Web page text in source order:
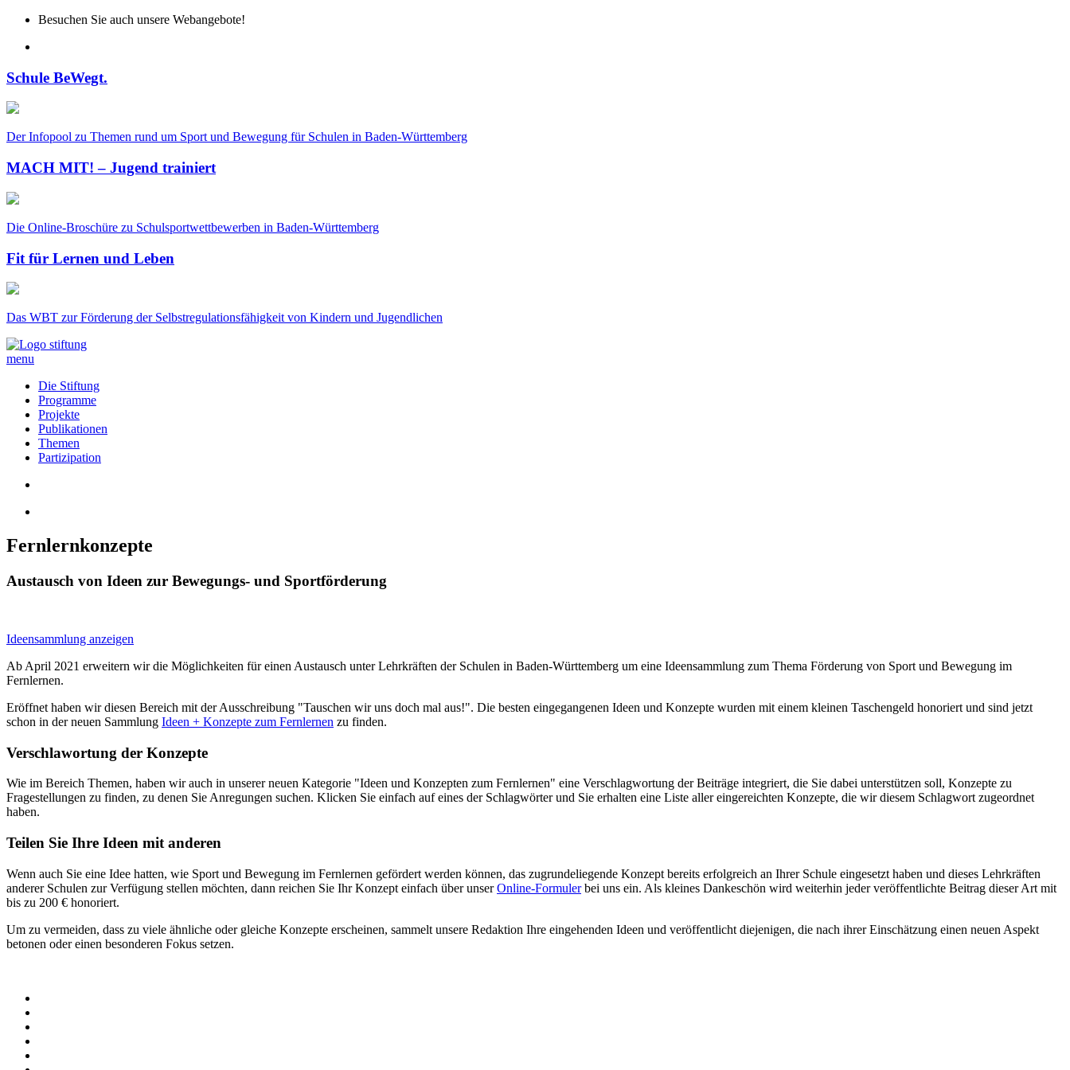
Besuchen Sie auch unsere Webangebote!
Schule BeWegt.
Der Infopool zu Themen rund um Sport und Bewegung für Schulen in Baden-Württemberg
MACH MIT! – Jugend trainiert
Die Online-Broschüre zu Schulsportwettbewerben in Baden-Württemberg
Fit für Lernen und Leben
Das WBT zur Förderung der Selbstregulationsfähigkeit von Kindern und Jugendlichen
menu
Die Stiftung
Programme
Projekte
Publikationen
Themen
Partizipation
Fernlernkonzepte
Austausch von Ideen zur Bewegungs- und Sportförderung
Ideensammlung anzeigen
Ab April 2021 erweitern wir die Möglichkeiten für einen Austausch unter Lehrkräften der Schulen in Baden-Württemberg um eine Ideensammlung zum Thema Förderung von Sport und Bewegung im
Fernlernen.
Eröffnet haben wir diesen Bereich mit der Ausschreibung "Tauschen wir uns doch mal aus!". Die besten eingegangenen Ideen und Konzepte wurden mit einem kleinen Taschengeld honoriert und sind jetzt
schon in der neuen Sammlung Ideen + Konzepte zum Fernlernen zu finden.
Verschlawortung der Konzepte
Wie im Bereich Themen, haben wir auch in unserer neuen Kategorie "Ideen und Konzepten zum Fernlernen" eine Verschlagwortung der Beiträge integriert, die Sie dabei unterstützen soll, Konzepte zu
Fragestellungen zu finden, zu denen Sie Anregungen suchen. Klicken Sie einfach auf eines der Schlagwörter und Sie erhalten eine Liste aller eingereichten Konzepte, die wir diesem Schlagwort zugeordnet
haben.
Teilen Sie Ihre Ideen mit anderen
Wenn auch Sie eine Idee hatten, wie Sport und Bewegung im Fernlernen gefördert werden können, das zugrundeliegende Konzept bereits erfolgreich an Ihrer Schule eingesetzt haben und dieses Lehrkräften
anderer Schulen zur Verfügung stellen möchten, dann reichen Sie Ihr Konzept einfach über unserOnline-Formulerbei uns ein. Als kleines Dankeschön wird weiterhin jeder veröffentlichte Beitrag dieser Art mit
bis zu 200 € honoriert.
Um zu vermeiden, dass zu viele ähnliche oder gleiche Konzepte erscheinen, sammelt unsere Redaktion Ihre eingehenden Ideen und veröffentlicht diejenigen, die nach ihrer Einschätzung einen neuen Aspekt
betonen oder einen besonderen Fokus setzen.